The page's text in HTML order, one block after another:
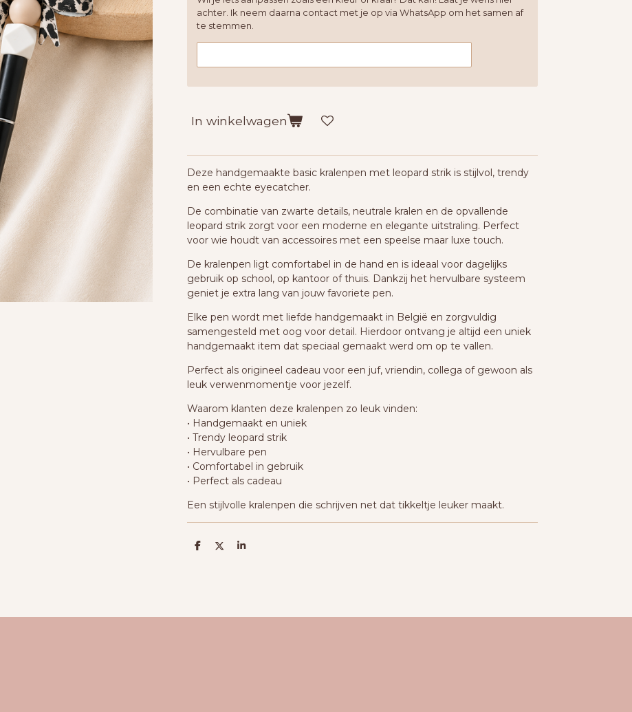
achter. Ik neem daarna contact met je op via WhatsApp om het samen af
te stemmen.
In winkelwagen
Deze handgemaakte basic kralenpen met leopard strik is stijlvol, trendy
en een echte eyecatcher.
De combinatie van zwarte details, neutrale kralen en de opvallende
leopard strik zorgt voor een moderne en elegante uitstraling. Perfect
voor wie houdt van accessoires met een speelse maar luxe touch.
De kralenpen ligt comfortabel in de hand en is ideaal voor dagelijks
gebruik op school, op kantoor of thuis. Dankzij het hervulbare systeem
geniet je extra lang van jouw favoriete pen.
Elke pen wordt met liefde handgemaakt in België en zorgvuldig
samengesteld met oog voor detail. Hierdoor ontvang je altijd een uniek
handgemaakt item dat speciaal gemaakt werd om op te vallen.
Perfect als origineel cadeau voor een juf, vriendin, collega of gewoon als
leuk verwenmomentje voor jezelf.
Waarom klanten deze kralenpen zo leuk vinden:
• Handgemaakt en uniek
• Trendy leopard strik
• Hervulbare pen
• Comfortabel in gebruik
• Perfect als cadeau
Een stijlvolle kralenpen die schrijven net dat tikkeltje leuker maakt.
D
D
S